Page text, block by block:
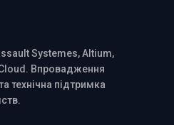
Systemes, Altium,
Впровадження
технічна підтримка